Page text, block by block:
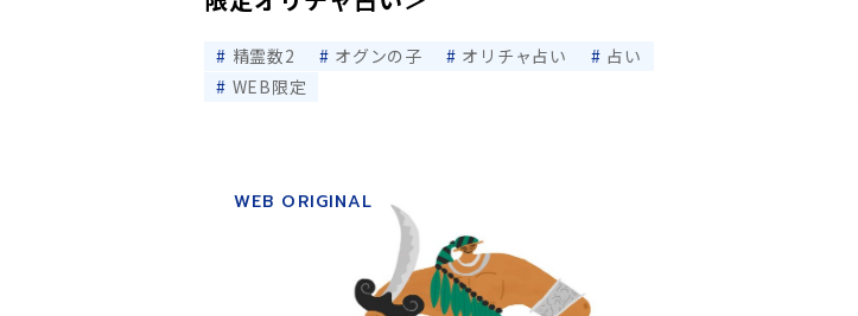
精霊数2 オグンの子 オリチャ占い
占い
WEB限定
WEB ORIGINAL